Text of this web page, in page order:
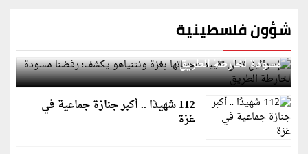
شؤون فلسطينية
إسرائيل تعلن تقييد هجماتها بغزة ونتنياهو يكشف: رفضنا
مسودة لخارطة الطريق
112 شهيدًا .. أكبر جنازة جماعية في
غزة